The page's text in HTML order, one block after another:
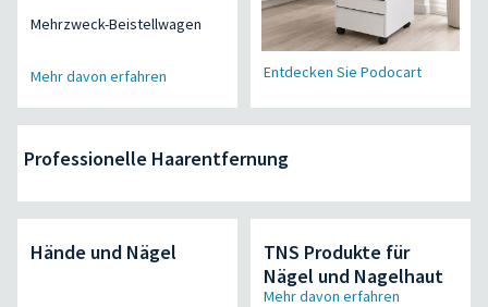
Mehrzweck-Beistellwagen
Mehr davon erfahren Entdecken Sie Podocart
Professionelle Haarentfernung
Hände und Nägel
TNS Produkte für
Nägel und Nagelhaut
Mehr davon erfahren